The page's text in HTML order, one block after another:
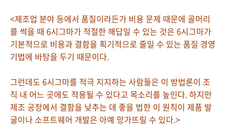
<제조업 분야 등에서 품질이라든가 비용 문제 때문에 골머리
를 썩을 때 6시그마가 적절한 해답일 수 있는 것은 6시그마가
기본적으로 비용과 결함을 획기적으로 줄일 수 있는 품질 경영
기법에 바탕을 두기 때문이다.
그런데도 6시그마를 적극 지지하는 사람들은 이 방법론이 조
직 내 어느 곳에도 적용될 수 있다고 목소리를 높인다. 하지만
제조 공정에서 결함을 낮추는 데 좋을 법한 이 원칙이 제품 발
굴이나 소프트웨어 개발은 아예 망가뜨릴 수 있다.>